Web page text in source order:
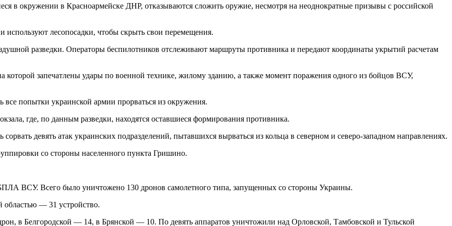
в окружении в Красноармейске ДНР, отказываются сложить оружие, несмотря на неоднократные призывы с российской
лесопосадки, чтобы скрыть свои перемещения.
разведки. Операторы беспилотников отслеживают маршруты противника и передают координаты укрытий расчетам
которой запечатлены удары по военной технике, жилому зданию, а также момент поражения одного из бойцов ВСУ,
попытки украинской армии прорваться из окружения.
где, по данным разведки, находятся оставшиеся формирования противника.
девять атак украинских подразделений, пытавшихся вырваться из кольца в северном и северо-западном направлениях.
со стороны населенного пункта Гришино.
ВСУ. Всего было уничтожено 130 дронов самолетного типа, запущенных со стороны Украины.
областью — 31 устройство.
в Белгородской — 14, в Брянской — 10. По девять аппаратов уничтожили над Орловской, Тамбовской и Тульской